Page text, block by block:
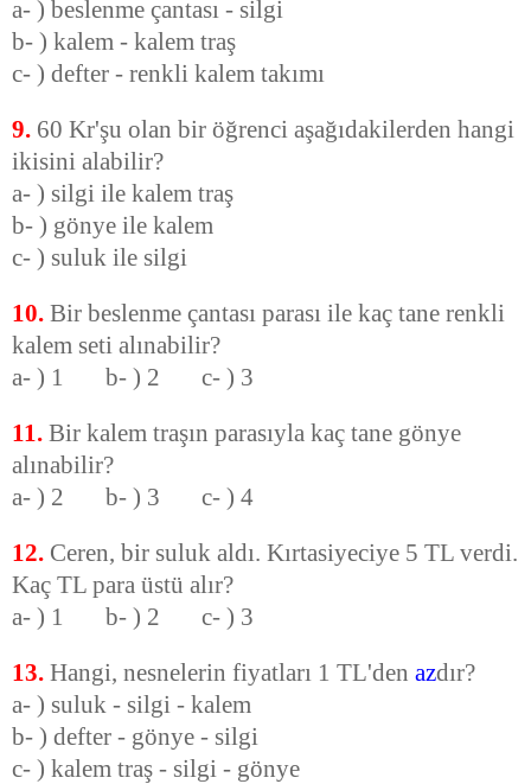
a- ) beslenme çantası - silgi
b- ) kalem - kalem traş
c- ) defter - renkli kalem takımı
9. 60 Kr'şu olan bir öğrenci aşağıdakilerden hangi
ikisini alabilir?
a- ) silgi ile kalem traş
b- ) gönye ile kalem
c- ) suluk ile silgi
10. Bir beslenme çantası parası ile kaç tane renkli
kalem seti alınabilir?
a- ) 1 b- ) 2 c- ) 3
11. Bir kalem traşın parasıyla kaç tane gönye
alınabilir?
a- ) 2 b- ) 3 c- ) 4
12. Ceren, bir suluk aldı. Kırtasiyeciye 5 TL verdi.
Kaç TL para üstü alır?
a- ) 1 b- ) 2 c- ) 3
13. Hangi, nesnelerin fiyatları 1 TL'den azdır?
a- ) suluk - silgi - kalem
b- ) defter - gönye - silgi
c- ) kalem traş - silgi - gönye